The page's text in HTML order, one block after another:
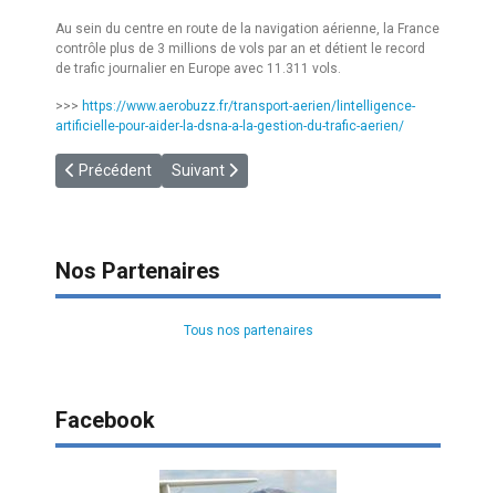
Au sein du centre en route de la navigation aérienne, la France
contrôle plus de 3 millions de vols par an et détient le record
de trafic journalier en Europe avec 11.311 vols.
>>> https://www.aerobuzz.fr/transport-aerien/lintelligence-
artificielle-pour-aider-la-dsna-a-la-gestion-du-trafic-aerien/
Article précédent : [EAS] Newsletter - Janvier 2024
Précédent Article suivant : [CADETS2024] Inscriptions
Suivant
Nos Partenaires
Tous nos partenaires
Facebook